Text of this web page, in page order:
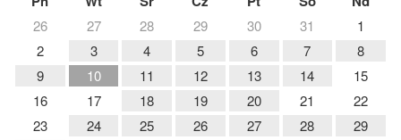
26 27 28 29 30 31
1
2
3 4 5 6 7
8
9
10 11 12 13 14
15
16
17 18 19 20 21
22
23
24 25 26 27 28
29